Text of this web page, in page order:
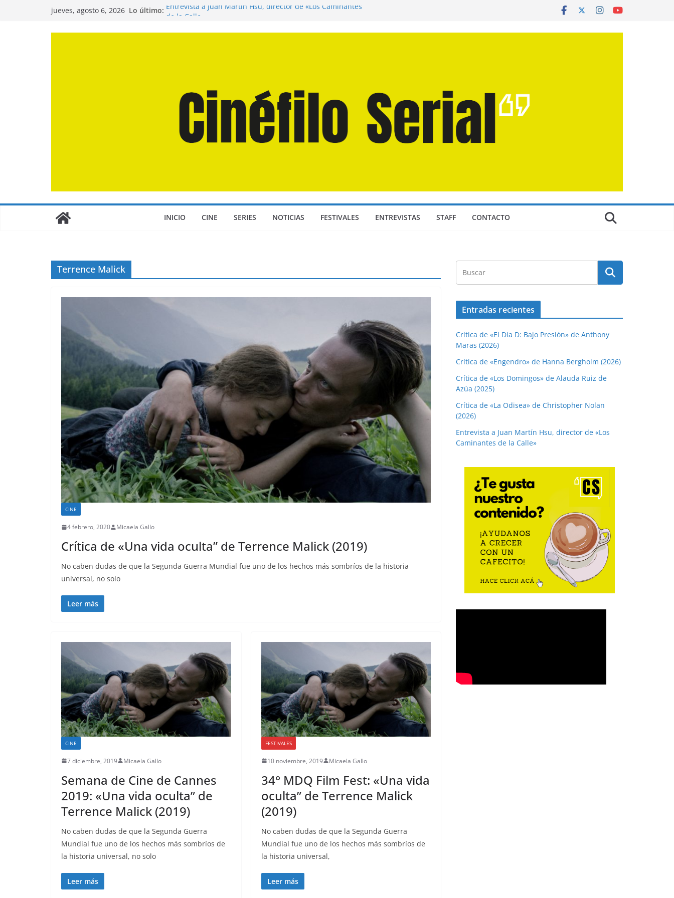
jueves, agosto 6, 2026 Lo último: Entrevista a Juan Martín Hsu, director de «Los Caminantes
INICIO CINE SERIES NOTICIAS FESTIVALES ENTREVISTAS STAFF CONTACTO
Terrence Malick
CINE
4 febrero, 2020 Micaela Gallo
Crítica de «Una vida oculta” de Terrence Malick (2019)
No caben dudas de que la Segunda Guerra Mundial fue uno de los hechos más sombríos de la historia
universal, no solo
Leer más
CINE
7 diciembre, 2019 Micaela Gallo
Semana de Cine de Cannes
2019: «Una vida oculta” de
Terrence Malick (2019)
No caben dudas de que la Segunda Guerra
Mundial fue uno de los hechos más sombríos de
la historia universal, no solo
Leer más
FESTIVALES
10 noviembre, 2019 Micaela Gallo
34° MDQ Film Fest: «Una vida
oculta” de Terrence Malick
(2019)
No caben dudas de que la Segunda Guerra
Mundial fue uno de los hechos más sombríos de
la historia universal,
Leer más
Entradas recientes
Crítica de «El Día D: Bajo Presión» de Anthony
Maras (2026)
Crítica de «Engendro» de Hanna Bergholm (2026)
Crítica de «Los Domingos» de Alauda Ruiz de
Azúa (2025)
Crítica de «La Odisea» de Christopher Nolan
(2026)
Entrevista a Juan Martín Hsu, director de «Los
Caminantes de la Calle»